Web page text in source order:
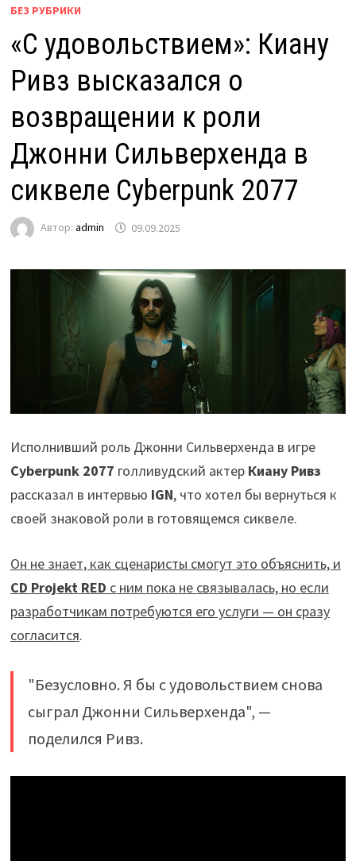
БЕЗ РУБРИКИ
«С удовольствием»: Киану
Ривз высказался о
возвращении к роли
Джонни Сильверхенда в
сиквеле Cyberpunk 2077
Автор: admin 09.09.2025
Исполнивший роль Джонни Сильверхенда в игре
Cyberpunk 2077 голливудский актерКиану Ривз
рассказал в интервью IGN, что хотел бы вернуться к
своей знаковой роли в готовящемся сиквеле.
Он не знает, как сценаристы смогут это объяснить, и
CD Projekt RED с ним пока не связывалась, но если
разработчикам потребуются его услуги — он сразу
согласится.
"Безусловно. Я бы с удовольствием снова
сыграл Джонни Сильверхенда", —
поделился Ривз.